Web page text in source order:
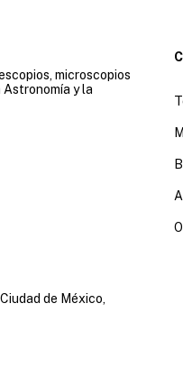
microscopios
y la
de México,